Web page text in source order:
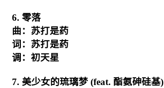
6. 零落
曲：苏打是药
词：苏打是药
调：初天星
7. 美少女的琉璃梦 (feat. 酯氨砷硅基)